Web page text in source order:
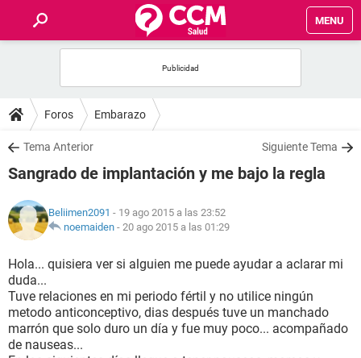
MENU
FOROS
SALUD
FAMILIA
NUTRICIÓN
BIENESTAR
SEXUALIDAD
GLOSARIO
Foros Embarazo
Tema Anterior Siguiente Tema
Sangrado de implantación y me bajo la regla
Beliimen2091 - 19 ago 2015 a las 23:52
noemaiden - 20 ago 2015 a las 01:29
Hola... quisiera ver si alguien me puede ayudar a aclarar mi
duda...
Tuve relaciones en mi periodo fértil y no utilice ningún
metodo anticonceptivo, dias después tuve un manchado
marrón que solo duro un día y fue muy poco... acompañado
de nauseas...